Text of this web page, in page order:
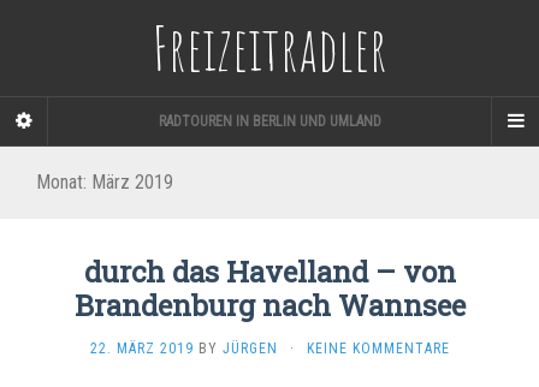
Freizeitradler
RADTOUREN IN BERLIN UND UMLAND
Monat: März 2019
durch das Havelland – von
Brandenburg nach Wannsee
22. MÄRZ 2019 BY JÜRGEN · KEINE KOMMENTARE